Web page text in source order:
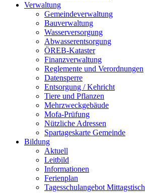
Verwaltung
Gemeindeverwaltung
Bauverwaltung
Wasserversorgung
Abwasserentsorgung
ÖREB-Kataster
Finanzverwaltung
Reglemente und Verordnungen
Datensperre
Entsorgung / Kehricht
Tiere und Pflanzen
Mehrzweckgebäude
Mofa-Prüfung
Nützliche Adressen
Spartageskarte Gemeinde
Bildung
Aktuell
Leitbild
Informationen
Ferienplan
Tagesschulangebot Mittagstisch